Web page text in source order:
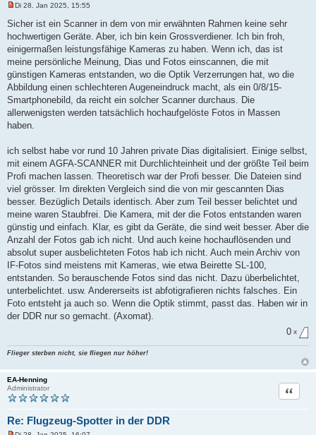
g
e
e
s
e
n
e
B
e
t
a
g
Di 28. Jan 2025, 15:55
Sicher ist ein Scanner in dem von mir erwähnten Rahmen keine sehr
hochwertigen Geräte. Aber, ich bin kein Grossverdiener. Ich bin froh,
einigermaßen leistungsfähige Kameras zu haben. Wenn ich, das ist
meine persönliche Meinung, Dias und Fotos einscannen, die mit
günstigen Kameras entstanden, wo die Optik Verzerrungen hat, wo die
Abbildung einen schlechteren Augeneindruck macht, als ein 0/8/15-
Smartphonebild, da reicht ein solcher Scanner durchaus. Die
allerwenigsten werden tatsächlich hochaufgelöste Fotos in Massen
haben.
ich selbst habe vor rund 10 Jahren private Dias digitalisiert. Einige selbst,
mit einem AGFA-SCANNER mit Durchlichteinheit und der größte Teil beim
Profi machen lassen. Theoretisch war der Profi besser. Die Dateien sind
viel grösser. Im direkten Vergleich sind die von mir gescannten Dias
besser. Bezüglich Details identisch. Aber zum Teil besser belichtet und
meine waren Staubfrei. Die Kamera, mit der die Fotos entstanden waren
günstig und einfach. Klar, es gibt da Geräte, die sind weit besser. Aber die
Anzahl der Fotos gab ich nicht. Und auch keine hochauflösenden und
absolut super ausbelichteten Fotos hab ich nicht. Auch mein Archiv von
IF-Fotos sind meistens mit Kameras, wie etwa Beirette SL-100,
entstanden. So berauschende Fotos sind das nicht. Dazu überbelichtet,
unterbelichtet. usw. Andererseits ist abfotigrafieren nichts falsches. Ein
Foto entsteht ja auch so. Wenn die Optik stimmt, passt das. Haben wir in
der DDR nur so gemacht. (Axomat).
0 x
Flieger sterben nicht, sie fliegen nur höher!
EA-Henning
Administrator
Re: Flugzeug-Spotter in der DDR
Zitat